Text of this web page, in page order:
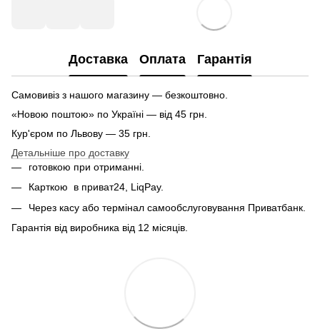
Доставка Оплата Гарантія
Самовивіз з нашого магазину — безкоштовно.
«Новою поштою» по Україні — від 45 грн.
Кур'єром по Львову — 35 грн.
Детальніше про доставку
готовкою при отриманні.
Карткою в приват24, LiqPay.
Через касу або термінал самообслуговування Приватбанк.
Гарантія від виробника від 12 місяців.